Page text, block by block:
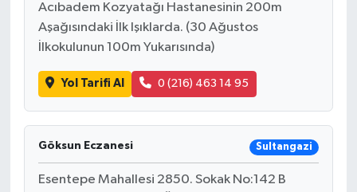
Acıbadem Kozyatağı Hastanesinin 200m
Aşağısındaki İlk Işıklarda. (30 Ağustos
İlkokulunun 100m Yukarısında)
Yol Tarifi Al 0 (216) 463 14 95
Göksun Eczanesi Sultangazi
Esentepe Mahallesi 2850. Sokak No:142 B